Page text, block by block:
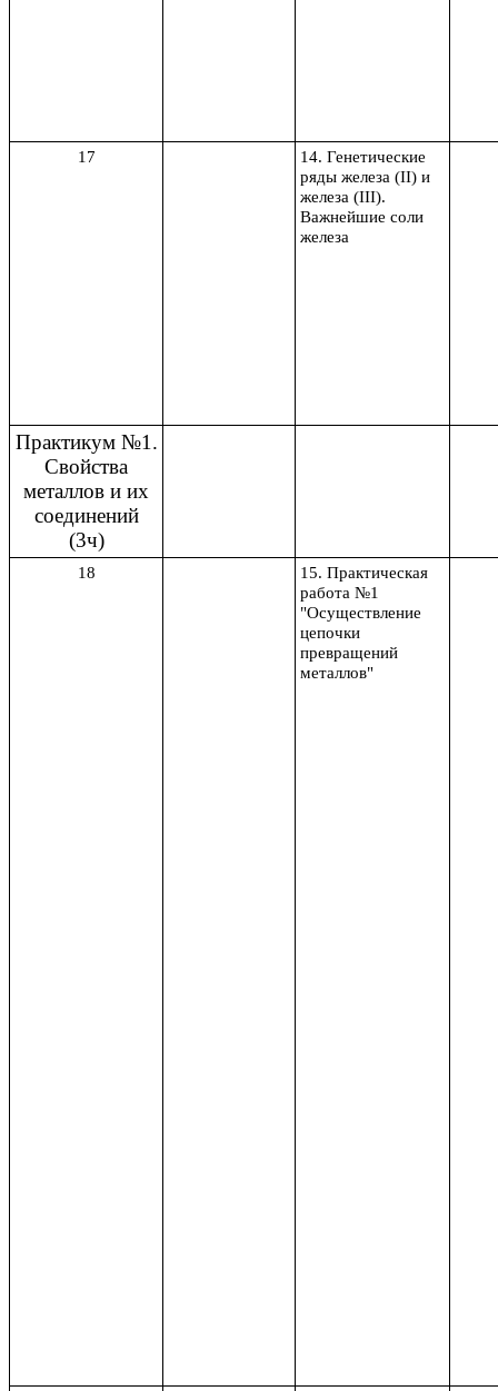
17
14. Генетические
ряды железа (II) и
железа (III).
Важнейшие соли
железа
Практикум №1.
Свойства
металлов и их
соединений
(3ч)
18
15. Практическая
работа №1
"Осуществление
цепочки
превращений
металлов"